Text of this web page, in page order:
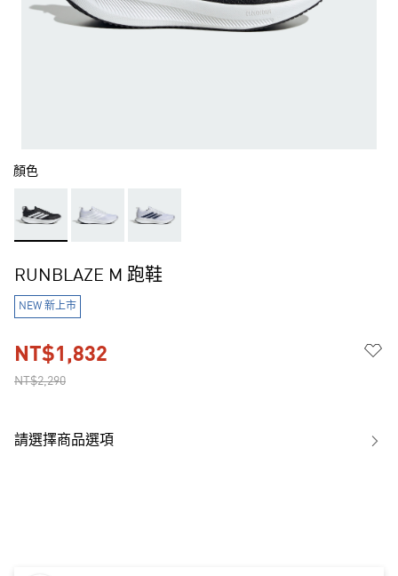
顏色
RUNBLAZE M 跑鞋
NEW 新上市
NT$2,290
NT$1,832
請選擇商品選項